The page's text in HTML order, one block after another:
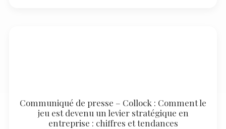
Communiqué de presse – Collock : Comment le
jeu est devenu un levier stratégique en
entreprise : chiffres et tendances